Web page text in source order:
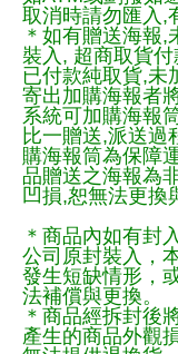
取消時請勿匯入,
＊如有贈送海報
裝入, 超商取貨付
已付款純取貨,未
寄出加購海報者
系統可加購海報
比一贈送,派送過
購海報筒為保障
品贈送之海報為
凹損,恕無法更換
＊商品內如有封
公司原封裝入，
發生短缺情形，
法補償與更換。
＊商品經拆封後
產生的商品外觀